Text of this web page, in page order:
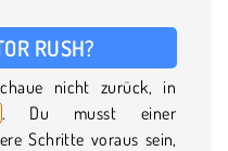
RUSH?
nicht zurück, in
. Du musst einer
Schritte voraus sein,